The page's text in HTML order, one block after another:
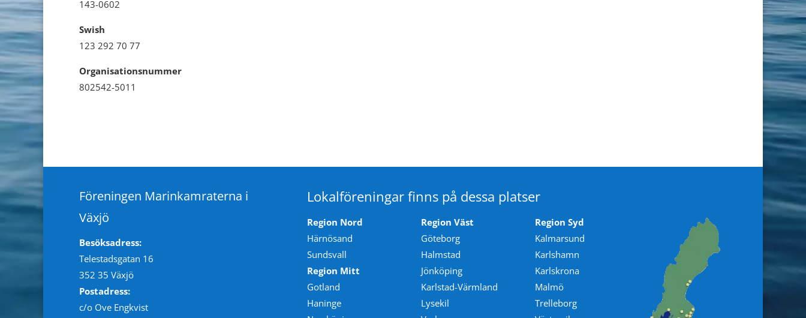
143-0602
Swish
123 292 70 77
Organisationsnummer
802542-5011
Föreningen Marinkamraterna i
Växjö
Besöksadress:
Telestadsgatan 16
352 35 Växjö
Postadress:
c/o Ove Engkvist
Lokalföreningar finns på dessa platser
Region Nord
Härnösand
Sundsvall
Region Mitt
Gotland
Haninge
Region Väst
Göteborg
Halmstad
Jönköping
Karlstad-Värmland
Lysekil
Region Syd
Kalmarsund
Karlshamn
Karlskrona
Malmö
Trelleborg